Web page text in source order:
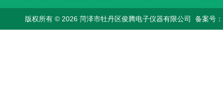
版权所有 © 2026 菏泽市牡丹区俊腾电子仪器有限公司 备案号